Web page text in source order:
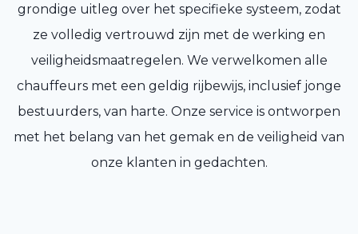
grondige uitleg over het specifieke systeem, zodat
ze volledig vertrouwd zijn met de werking en
veiligheidsmaatregelen. We verwelkomen alle
chauffeurs met een geldig rijbewijs, inclusief jonge
bestuurders, van harte. Onze service is ontworpen
met het belang van het gemak en de veiligheid van
onze klanten in gedachten.